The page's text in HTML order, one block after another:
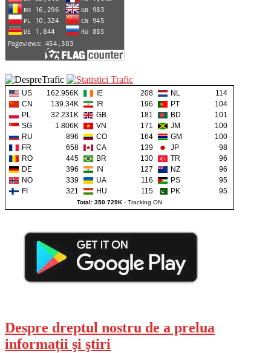
US 162.956K IE 208 NL
114
CN
139.34K IR 196 PT
104
PL
32.231K GB 181 BD
101
SG
1.806K VN 171 JM
100
RU
896 CO 164 GM
100
FR
658 CA 139 JP
98
RO
445 BR 130 TR
96
DE
396 IN 127 NZ
96
NO
339 UA 116 PS
95
FI
321 HU 115 PK 95
Total: 350.729K - Tracking ON
Despre dreptul nostru de a prelua
informații şi ştiri